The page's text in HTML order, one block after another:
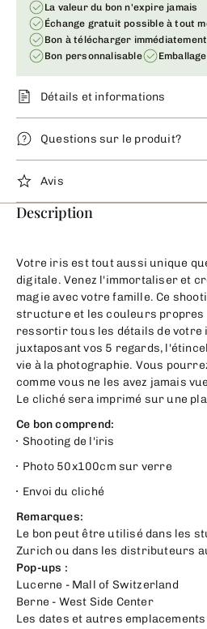
La valeur du bon n'expire jamais
Échange gratuit possible à tout
Bon à télécharger immédiatement
Bon personnalisable
Détails et informations
Questions sur le produit?
Avis
Description
Votre iris est tout aussi unique
digitale. Venez l'immortaliser et
magie avec votre famille. Ce
structure et les couleurs propres
ressortir tous les détails de votre
juxtaposant vos 5 regards,
vie à la photographie. Vous
comme vous ne les avez jamais
Le cliché sera imprimé sur une
Ce bon comprend:
Shooting de l'iris
Photo 50x100cm sur verre
Envoi du cliché
Remarques:
Le bon peut être utilisé dans les
Zurich ou dans les distributeurs
Pop-ups :
Lucerne - Mall of Switzerland
Berne - West Side Center
Les dates et autres